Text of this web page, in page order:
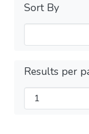
Sort By
Results per